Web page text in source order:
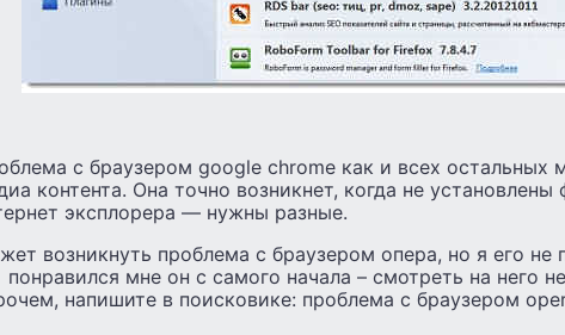
с браузером google chrome как и всех остальных
контента. Она точно возникнет, когда не
эксплорера — нужны разные.
возникнуть проблема с браузером опера, но я его
мне он с самого начала – смотреть на него
напишите в поисковике: проблема с браузером